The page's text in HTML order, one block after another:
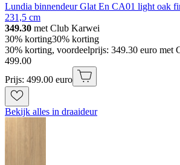
Lundia binnendeur Glat En CA01 light oak
231,5 cm
349.30 met Club Karwei
30% korting30% korting
30% korting, voordeelprijs: 349.30 euro met
499.00
Prijs: 499.00 euro
Bekijk alles in draaideur